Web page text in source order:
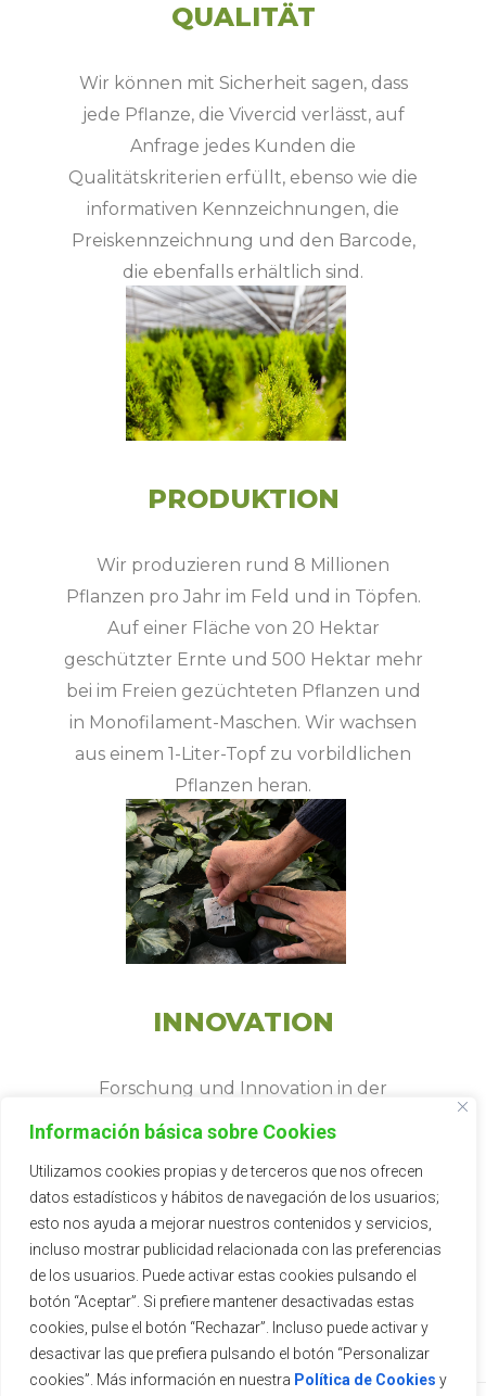
Información básica sobre Cookies
Utilizamos cookies propias y de terceros que nos ofrecen
datos estadísticos y hábitos de navegación de los usuarios;
esto nos ayuda a mejorar nuestros contenidos y servicios,
incluso mostrar publicidad relacionada con las preferencias
de los usuarios. Puede activar estas cookies pulsando el
botón “Aceptar”. Si prefiere mantener desactivadas estas
cookies, pulse el botón “Rechazar”. Incluso puede activar y
desactivar las que prefiera pulsando el botón “Personalizar
cookies”. Más información en nuestra Política de Cookies y
QUALITÄT
Wir können mit Sicherheit sagen, dass
jede Pflanze, die Vivercid verlässt, auf
Anfrage jedes Kunden die
Qualitätskriterien erfüllt, ebenso wie die
informativen Kennzeichnungen, die
Preiskennzeichnung und den Barcode,
die ebenfalls erhältlich sind.
PRODUKTION
Wir produzieren rund 8 Millionen
Pflanzen pro Jahr im Feld und in Töpfen.
Auf einer Fläche von 20 Hektar
geschützter Ernte und 500 Hektar mehr
bei im Freien gezüchteten Pflanzen und
in Monofilament-Maschen. Wir wachsen
aus einem 1-Liter-Topf zu vorbildlichen
Pflanzen heran.
INNOVATION
Forschung und Innovation in der
Pflanzentechnologie, Arbeitsorganisation
den letzten Jahren von grundlegender
Bedeutung.